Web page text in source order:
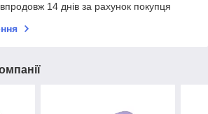
14 днів за рахунок покупця